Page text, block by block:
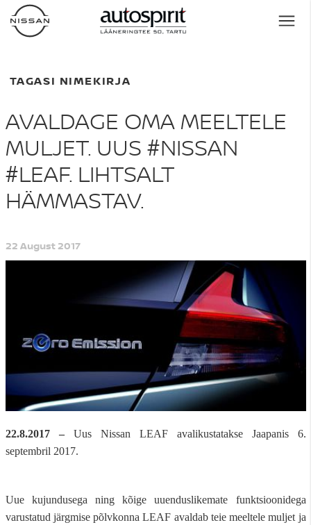
TAGASI NIMEKIRJA
AVALDAGE OMA MEELTELE
MULJET. UUS #NISSAN
#LEAF. LIHTSALT
HÄMMASTAV.
22 August 2017
22.8.2017 – Uus Nissan LEAF avalikustatakse Jaapanis 6.
septembril 2017.
Uue kujundusega ning kõige uuenduslikemate funktsioonidega
varustatud järgmise põlvkonna LEAF avaldab teie meeltele muljet ja